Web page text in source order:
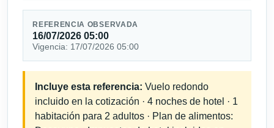
REFERENCIA OBSERVADA
16/07/2026 05:00
Vigencia: 17/07/2026 05:00
Incluye esta referencia: Vuelo redondo
incluido en la cotización · 4 noches de hotel · 1
habitación para 2 adultos · Plan de alimentos: